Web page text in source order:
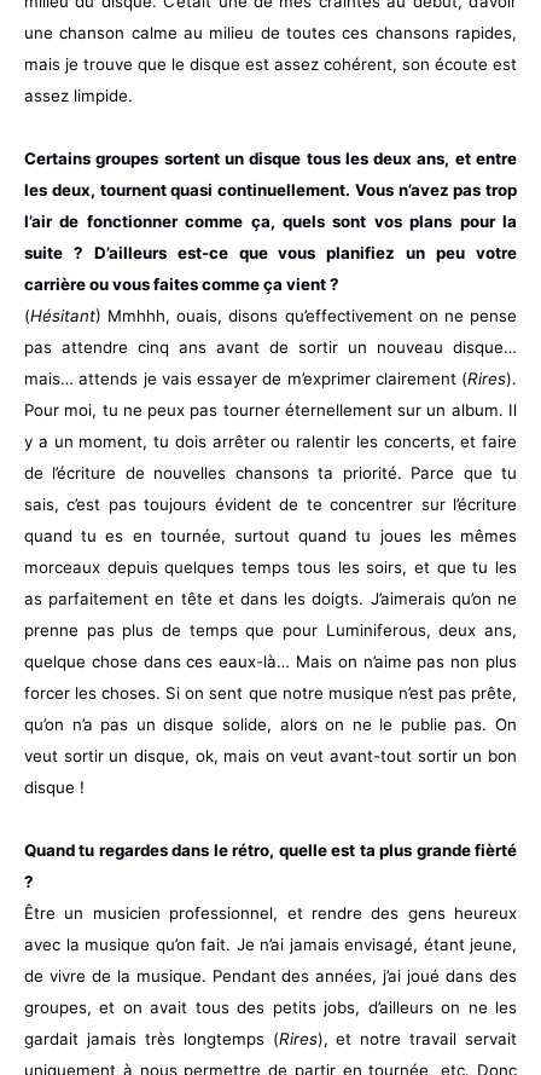
une chanson calme au milieu de toutes ces chansons rapides,
mais je trouve que le disque est assez cohérent, son écoute est
assez limpide.
Certains groupes sortent un disque tous les deux ans, et entre
les deux, tournent quasi continuellement. Vous n’avez pas trop
l’air de fonctionner comme ça, quels sont vos plans pour la
suite ? D’ailleurs est-ce que vous planifiez un peu votre
carrière ou vous faites comme ça vient ?
(Hésitant) Mmhhh, ouais, disons qu’effectivement on ne pense
pas attendre cinq ans avant de sortir un nouveau disque…
mais… attends je vais essayer de m’exprimer clairement (Rires).
Pour moi, tu ne peux pas tourner éternellement sur un album. Il
y a un moment, tu dois arrêter ou ralentir les concerts, et faire
de l’écriture de nouvelles chansons ta priorité. Parce que tu
sais, c’est pas toujours évident de te concentrer sur l’écriture
quand tu es en tournée, surtout quand tu joues les mêmes
morceaux depuis quelques temps tous les soirs, et que tu les
as parfaitement en tête et dans les doigts. J’aimerais qu’on ne
prenne pas plus de temps que pour Luminiferous, deux ans,
quelque chose dans ces eaux-là… Mais on n’aime pas non plus
forcer les choses. Si on sent que notre musique n’est pas prête,
qu’on n’a pas un disque solide, alors on ne le publie pas. On
veut sortir un disque, ok, mais on veut avant-tout sortir un bon
disque !
Quand tu regardes dans le rétro, quelle est ta plus grande fièrté
?
Être un musicien professionnel, et rendre des gens heureux
avec la musique qu’on fait. Je n’ai jamais envisagé, étant jeune,
de vivre de la musique. Pendant des années, j’ai joué dans des
groupes, et on avait tous des petits jobs, d’ailleurs on ne les
gardait jamais très longtemps (Rires), et notre travail servait
uniquement à nous permettre de partir en tournée, etc. Donc